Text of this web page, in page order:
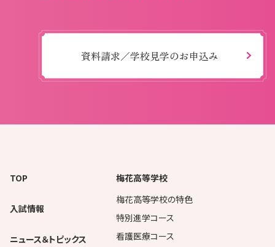
資料請求／学校見学のお申込み
TOP
入試情報
ニュース＆トピックス
梅花高等学校
梅花高等学校の特色
特別進学コース
看護医療コース